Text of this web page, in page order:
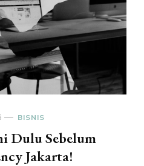
BISNIS
Dulu Sebelum
Jakarta!